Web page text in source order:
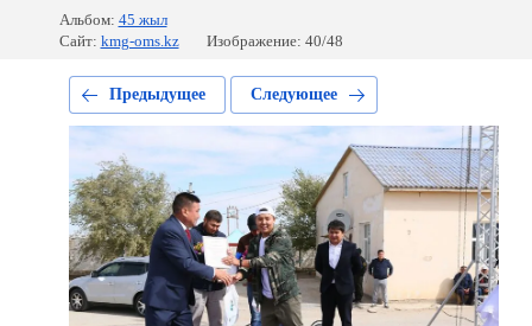
Альбом: 45 жыл
Сайт: kmg-oms.kz Изображение: 40/48
Предыдущее Следующее